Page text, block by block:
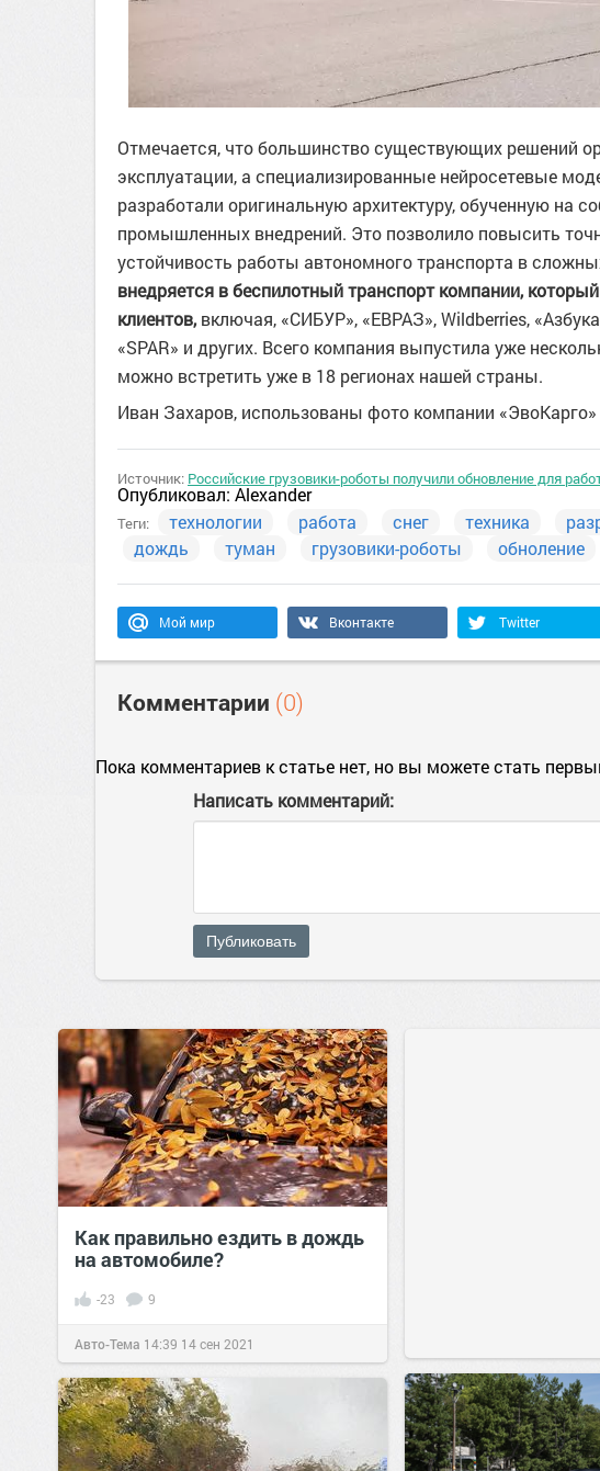
Отмечается, что большинство существующих решений
эксплуатации, а специализированные нейросетевые
разработали оригинальную архитектуру, обученную на
промышленных внедрений. Это позволило повысить
устойчивость работы автономного транспорта в
внедряется в беспилотный транспорт компании,
клиентов,включая, «СИБУР», «ЕВРАЗ», Wildberries,
«SPAR» и других. Всего компания выпустила уже
можно встретить уже в 18 регионах нашей страны.
Иван Захаров, использованы фото компании «ЭвоКарго»
Источник: Российские грузовики-роботы получили обновление для
Опубликовал: Alexander
Теги: технологии работа снег техника
дождь
туман грузовики-роботы обноление
Мой мир Вконтакте Twitter
Комментарии (0)
Пока комментариев к статье нет, но вы можете стать
Написать комментарий:
Публиковать
Как правильно ездить в дождь
на автомобиле?
-23 9
Авто-Тема 14:39 14 сен 2021